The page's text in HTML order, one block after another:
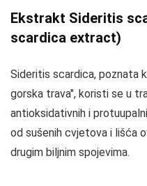
Ekstrakt Sideritis
scardica extract)
Sideritis scardica, poznata
gorska trava", koristi se u
antioksidativnih i
od sušenih cvjetova i lišća
drugim biljnim spojevima.